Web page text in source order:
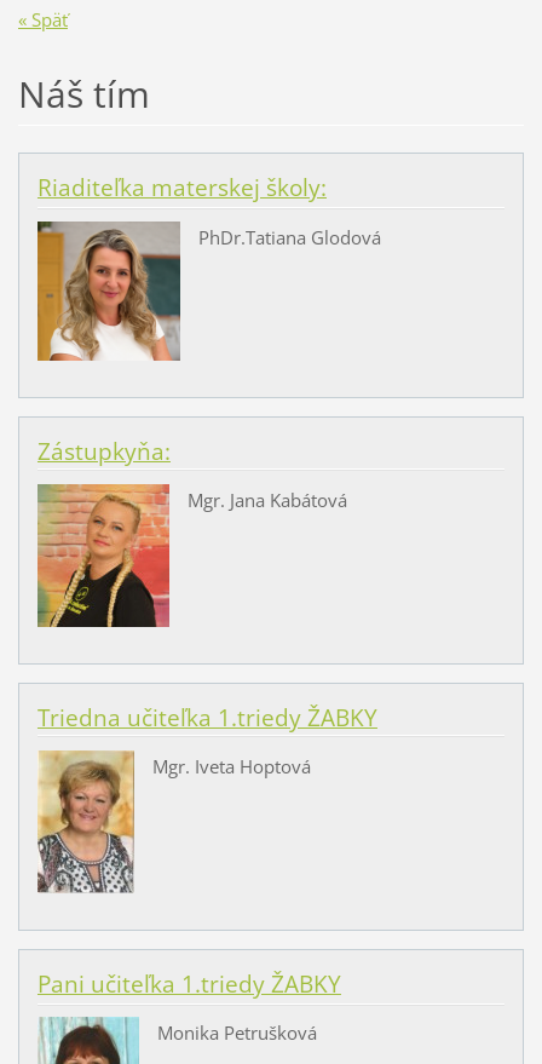
« Späť
Náš tím
Riaditeľka materskej školy:
PhDr.Tatiana Glodová
Zástupkyňa:
Mgr. Jana Kabátová
Triedna učiteľka 1.triedy ŽABKY
Mgr. Iveta Hoptová
Pani učiteľka 1.triedy ŽABKY
Monika Petrušková